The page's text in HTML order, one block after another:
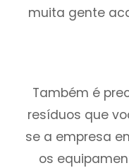
muita gente
Também é
resíduos que
se a empresa
os